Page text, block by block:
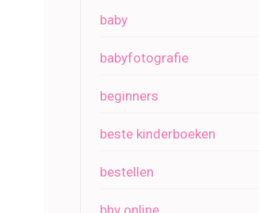
baby
babyfotografie
beginners
beste kinderboeken
bestellen
bhv online